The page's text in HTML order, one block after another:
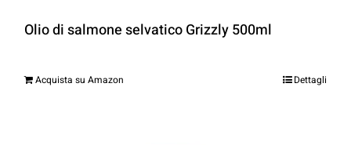
Olio di salmone selvatico Grizzly 500ml
Acquista su Amazon Dettagli